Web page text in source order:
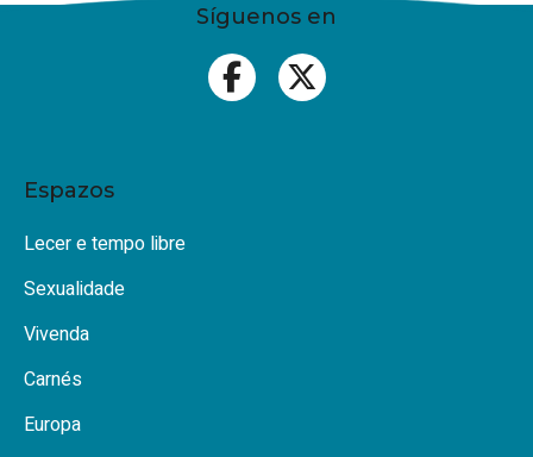
Síguenos en
Espazos
Lecer e tempo libre
Sexualidade
Vivenda
Carnés
Europa